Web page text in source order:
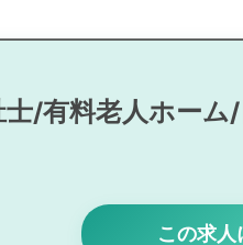
士/有料老人ホー
この求人